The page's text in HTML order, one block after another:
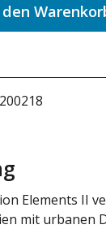
den
200218
Elements II
mit urbanen